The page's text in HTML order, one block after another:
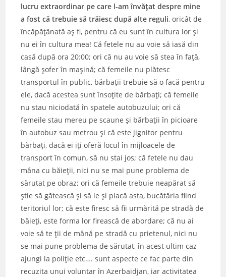
lucru extraordinar pe care l-am învăţat despre mine
a fost că trebuie să trăiesc după alte reguli, oricât de
încăpăţânată aş fi, pentru că eu sunt în cultura lor şi
nu ei în cultura mea! Că fetele nu au voie să iasă din
casă după ora 20:00; ori că nu au voie să stea în faţă,
lângă şofer în maşină; că femeile nu plătesc
transportul în public, bărbaţii trebuie să o facă pentru
ele, dacă acestea sunt însoţite de bărbaţi; că femeile
nu stau niciodată în spatele autobuzului; ori că
femeile stau mereu pe scaune şi bărbaţii în picioare
în autobuz sau metrou şi că este jignitor pentru
bărbaţi, dacă ei iţi oferă locul în mijloacele de
transport în comun, să nu stai jos; că fetele nu dau
mâna cu băieţii, nici nu se mai pune problema de
sărutat pe obraz; ori că femeile trebuie neapărat să
ştie să gătească şi să le şi placă asta, bucătăria fiind
teritoriul lor; că este firesc să fii urmărită pe stradă de
băieţi, este forma lor firească de abordare; că nu ai
voie să te ţii de mână pe stradă cu prietenul, nici nu
se mai pune problema de sărutat, în acest ultim caz
ajungi la poliţie etc…. sunt aspecte ce fac parte din
recuzita unui voluntar în Azerbaidjan, iar activitatea